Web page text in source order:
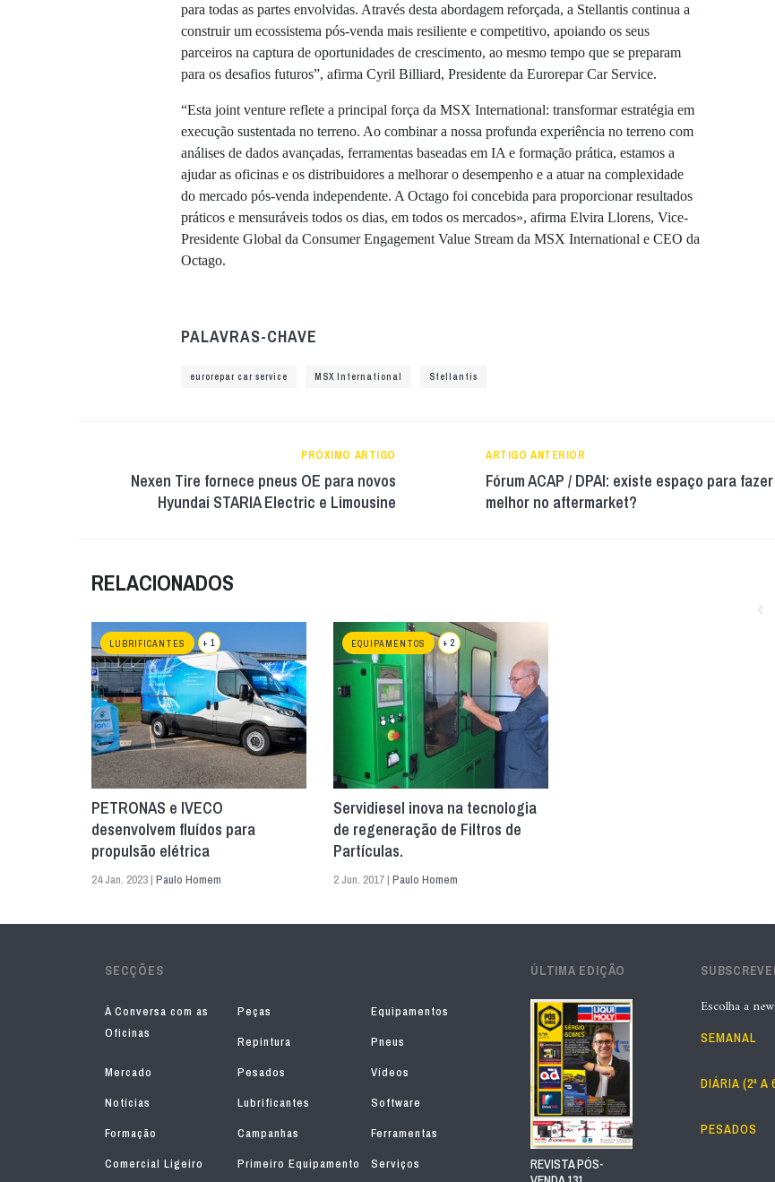
para todas as partes envolvidas. Através desta abordagem reforçada, a Stellantis continua a
construir um ecossistema pós-venda mais resiliente e competitivo, apoiando os seus
parceiros na captura de oportunidades de crescimento, ao mesmo tempo que se preparam
para os desafios futuros”, afirma Cyril Billiard, Presidente da Eurorepar Car Service.
“Esta joint venture reflete a principal força da MSX International: transformar estratégia em
execução sustentada no terreno. Ao combinar a nossa profunda experiência no terreno com
análises de dados avançadas, ferramentas baseadas em IA e formação prática, estamos a
ajudar as oficinas e os distribuidores a melhorar o desempenho e a atuar na complexidade
do mercado pós-venda independente. A Octago foi concebida para proporcionar resultados
práticos e mensuráveis todos os dias, em todos os mercados», afirma Elvira Llorens, Vice-
Presidente Global da Consumer Engagement Value Stream da MSX International e CEO da
Octago.
PALAVRAS-CHAVE
eurorepar car service MSX International Stellantis
PRÓXIMO ARTIGO
Nexen Tire fornece pneus OE para novos
Hyundai STARIA Electric e Limousine
ARTIGO ANTERIOR
Fórum ACAP / DPAI: existe espaço para fazer
melhor no aftermarket?
RELACIONADOS
LUBRIFICANTES + 1
PETRONAS e IVECO
desenvolvem fluídos para
propulsão elétrica
24 Jan. 2023 | Paulo Homem
EQUIPAMENTOS + 2
Servidiesel inova na tecnologia
de regeneração de Filtros de
Partículas.
2 Jun. 2017 | Paulo Homem
SECÇÕES
À Conversa com as
Oficinas
Peças
Equipamentos
Repintura
Pneus
Mercado
Pesados
Vídeos
Notícias
Lubrificantes
Software
Formação
Campanhas
Ferramentas
Comercial Ligeiro
Primeiro Equipamento Serviços
ÚLTIMA EDIÇÃO
REVISTA PÓS-
Escolha a
SEMANAL
DIÁRIA (2ª A
PESADOS